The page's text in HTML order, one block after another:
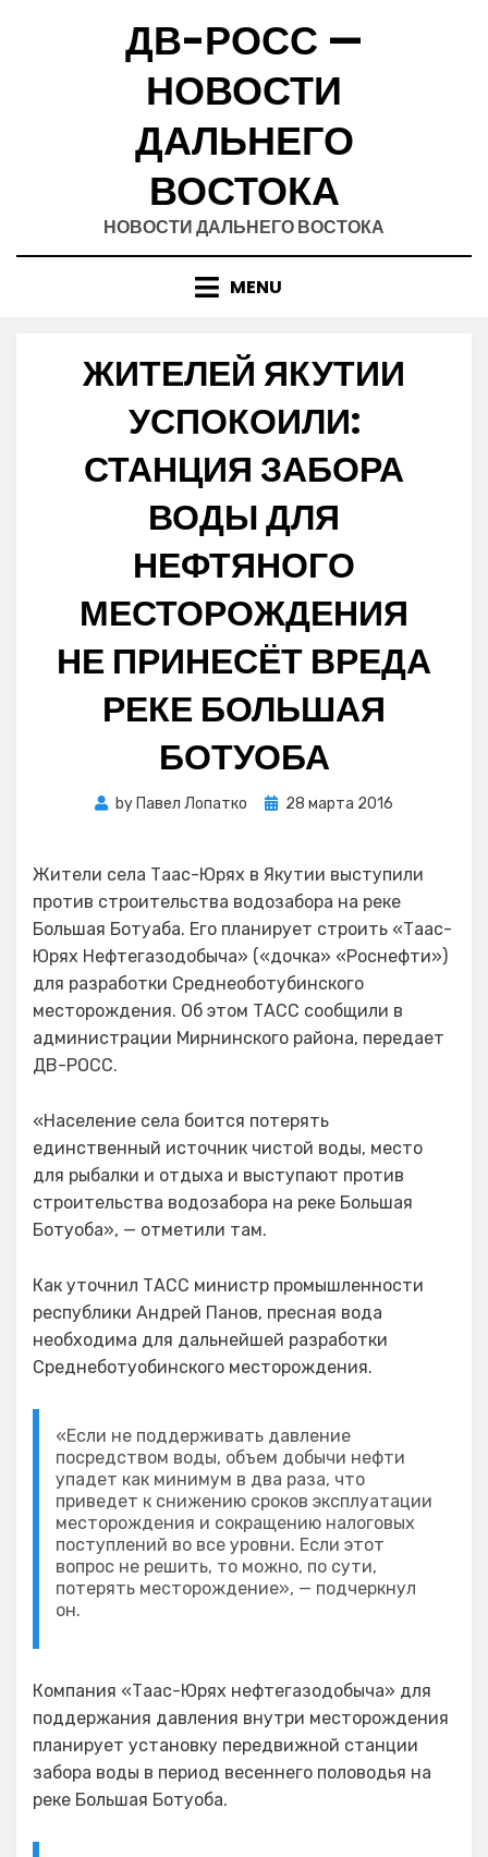
ДВ-РОСС —
НОВОСТИ
ДАЛЬНЕГО
ВОСТОКА
НОВОСТИ ДАЛЬНЕГО ВОСТОКА
MENU
ЖИТЕЛЕЙ ЯКУТИИ
УСПОКОИЛИ:
СТАНЦИЯ ЗАБОРА
ВОДЫ ДЛЯ
НЕФТЯНОГО
МЕСТОРОЖДЕНИЯ
НЕ ПРИНЕСЁТ ВРЕДА
РЕКЕ БОЛЬШАЯ
БОТУОБА
by Павел Лопатко
Posted
28 марта 2016
Жители села Таас-Юрях в Якутии выступили
против строительства водозабора на реке
Большая Ботуаба. Его планирует строить «Таас-
Юрях Нефтегазодобыча» («дочка» «Роснефти»)
для разработки Среднеоботубинского
месторождения. Об этом ТАСС сообщили в
администрации Мирнинского района, передает
ДВ-РОСС.
«Население села боится потерять
единственный источник чистой воды, место
для рыбалки и отдыха и выступают против
строительства водозабора на реке Большая
Ботуоба», — отметили там.
Как уточнил ТАСС министр промышленности
республики Андрей Панов, пресная вода
необходима для дальнейшей разработки
Среднеботуобинского месторождения.
«Если не поддерживать давление
посредством воды, объем добычи нефти
упадет как минимум в два раза, что
приведет к снижению сроков эксплуатации
месторождения и сокращению налоговых
поступлений во все уровни. Если этот
вопрос не решить, то можно, по сути,
потерять месторождение», — подчеркнул
он.
Компания «Таас-Юрях нефтегазодобыча» для
поддержания давления внутри месторождения
планирует установку передвижной станции
забора воды в период весеннего половодья на
реке Большая Ботуоба.